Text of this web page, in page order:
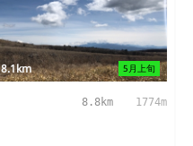
5月上旬
8.1km
8.8km 1774m